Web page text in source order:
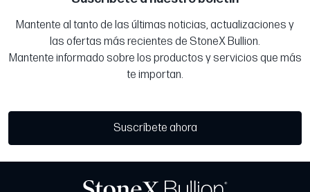
Mantente al tanto de las últimas noticias, actualizaciones y
las ofertas más recientes de StoneX Bullion.
Mantente informado sobre los productos y servicios que más
te importan.
Suscríbete ahora